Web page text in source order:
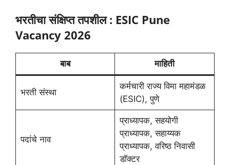
भरतीचा संक्षिप्त तपशील : ESIC Pune
Vacancy 2026
बाब माहिती
भरती संस्था
कर्मचारी राज्य विमा महामंडळ
(ESIC), पुणे
पदांचे नाव
प्राध्यापक, सहयोगी
प्राध्यापक, सहाय्यक
प्राध्यापक, वरिष्ठ निवासी
डॉक्टर